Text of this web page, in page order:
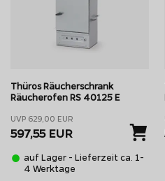
Garantie auf alle
Die Garantieleistung
Thüros Grill
kein Problem. Hierzu
wird nur seitlich am Rost
dem Grillgut und man kann das
Thüros Räucherschrank
Räucherofen RS 40125 E
UVP 629,00 EUR
597,55 EUR
auf Lager - Lieferzeit ca. 1-
4 Werktage